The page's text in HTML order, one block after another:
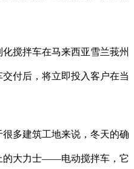
搅拌车在马来西亚雪兰莪州
付后，将立即投入客户在当
多建筑工地来说，冬天的确
的大力士——电动搅拌车，它